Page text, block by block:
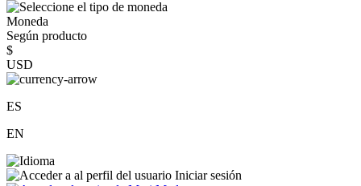
Moneda
Según producto
$
USD
ES
EN
Iniciar sesión